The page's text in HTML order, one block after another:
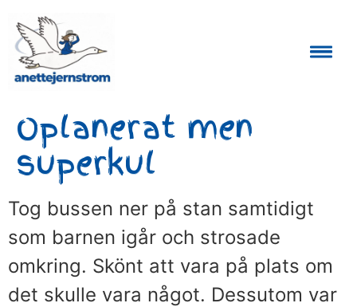
Oplanerat men
superkul
Tog bussen ner på stan samtidigt
som barnen igår och strosade
omkring. Skönt att vara på plats om
det skulle vara något. Dessutom var